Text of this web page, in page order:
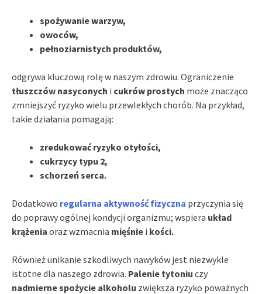
spożywanie warzyw,
owoców,
pełnoziarnistych produktów,
odgrywa kluczową rolę w naszym zdrowiu. Ograniczenie
tłuszczów nasyconych i cukrów prostych może znacząco
zmniejszyć ryzyko wielu przewlekłych chorób. Na przykład,
takie działania pomagają:
zredukować ryzyko otyłości,
cukrzycy typu 2,
schorzeń serca.
Dodatkowo regularna aktywność fizyczna przyczynia się
do poprawy ogólnej kondycji organizmu; wspiera układ
krążenia oraz wzmacnia mięśnie i kości.
Również unikanie szkodliwych nawyków jest niezwykle
istotne dla naszego zdrowia. Palenie tytoniu czy
nadmierne spożycie alkoholu zwiększa ryzyko poważnych